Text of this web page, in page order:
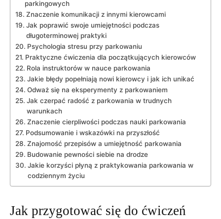
parkingowych
Znaczenie komunikacji z innymi kierowcami
Jak poprawić swoje umiejętności podczas
długoterminowej praktyki
Psychologia stresu przy parkowaniu
Praktyczne ćwiczenia dla początkujących kierowców
Rola instruktorów w nauce parkowania
Jakie błędy popełniają nowi kierowcy i jak ich unikać
Odważ się na eksperymenty z parkowaniem
Jak czerpać radość z parkowania w trudnych
warunkach
Znaczenie cierpliwości podczas nauki parkowania
Podsumowanie i wskazówki na przyszłość
Znajomość przepisów a umiejętność parkowania
Budowanie pewności siebie na drodze
Jakie korzyści płyną z praktykowania parkowania w
codziennym życiu
Jak przygotować się do ćwiczeń